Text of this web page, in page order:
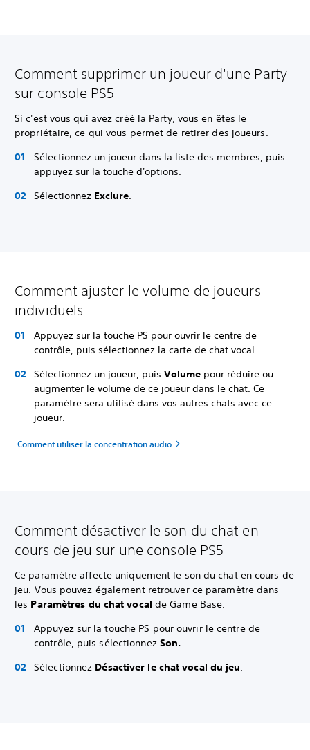
Comment supprimer un joueur d'une Party
sur console PS5
Si c'est vous qui avez créé la Party, vous en êtes le
propriétaire, ce qui vous permet de retirer des joueurs.
Sélectionnez un joueur dans la liste des membres, puis
appuyez sur la touche d'options.
Sélectionnez Exclure.
Comment ajuster le volume de joueurs
individuels
Appuyez sur la touche PS pour ouvrir le centre de
contrôle, puis sélectionnez la carte de chat vocal.
Sélectionnez un joueur, puis Volume pour réduire ou
augmenter le volume de ce joueur dans le chat. Ce
paramètre sera utilisé dans vos autres chats avec ce
joueur.
Comment utiliser la concentration audio
Comment désactiver le son du chat en
cours de jeu sur une console PS5
Ce paramètre affecte uniquement le son du chat en cours de
jeu. Vous pouvez également retrouver ce paramètre dans
les Paramètres du chat vocal de Game Base.
Appuyez sur la touche PS pour ouvrir le centre de
contrôle, puis sélectionnez Son.
Sélectionnez Désactiver le chat vocal du jeu.